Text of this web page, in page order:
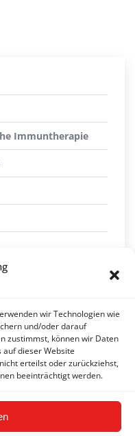
wir Technologien wie
und/oder darauf
zustimmst, können wir Daten
dieser Website
erteilst oder zurückziehst,
beeinträchtigt werden.
Immuntherapie